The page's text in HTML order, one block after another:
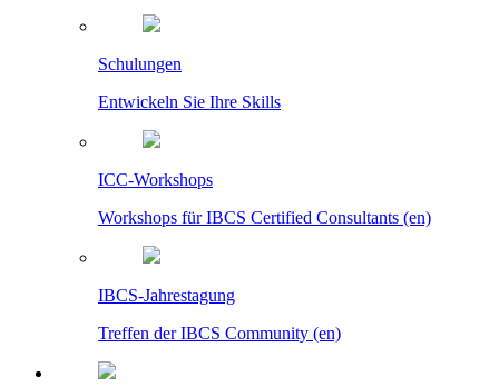
Schulungen
Entwickeln Sie Ihre Skills
ICC-Workshops
Workshops für IBCS Certified Consultants (en)
IBCS-Jahrestagung
Treffen der IBCS Community (en)